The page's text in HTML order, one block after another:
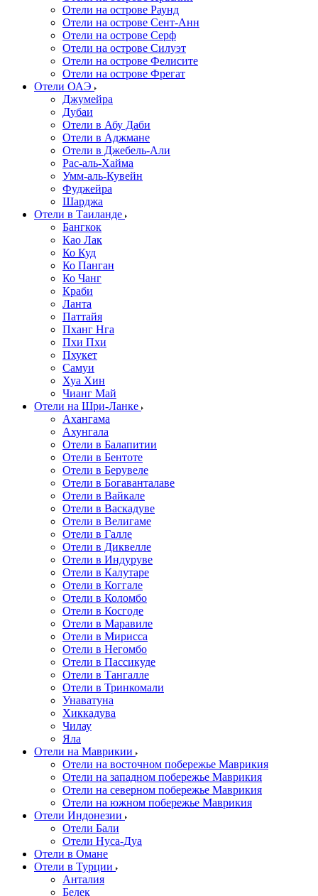
Отели на острове Раунд
Отели на острове Сент-Анн
Отели на острове Серф
Отели на острове Силуэт
Отели на острове Фелисите
Отели на острове Фрегат
Отели ОАЭ
Джумейра
Дубаи
Отели в Абу Даби
Отели в Аджмане
Отели в Джебель-Али
Рас-аль-Хайма
Умм-аль-Кувейн
Фуджейра
Шарджа
Отели в Таиланде
Бангкок
Као Лак
Ко Куд
Ко Панган
Ко Чанг
Краби
Ланта
Паттайя
Пханг Нга
Пхи Пхи
Пхукет
Самуи
Хуа Хин
Чианг Май
Отели на Шри-Ланке
Ахангама
Ахунгала
Отели в Балапитии
Отели в Бентоте
Отели в Берувеле
Отели в Богаванталаве
Отели в Вайкале
Отели в Васкадуве
Отели в Велигаме
Отели в Галле
Отели в Диквелле
Отели в Индуруве
Отели в Калутаре
Отели в Коггале
Отели в Коломбо
Отели в Косгоде
Отели в Маравиле
Отели в Мирисса
Отели в Негомбо
Отели в Пассикуде
Отели в Тангалле
Отели в Тринкомали
Унаватуна
Хиккадува
Чилау
Яла
Отели на Маврикии
Отели на восточном побережье Маврикия
Отели на западном побережье Маврикия
Отели на северном побережье Маврикия
Отели на южном побережье Маврикия
Отели Индонезии
Отели Бали
Отели Нуса-Дуа
Отели в Омане
Отели в Турции
Анталия
Белек